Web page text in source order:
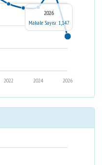
2026
2024
2022
2026
Makale Sayısı: 1,147